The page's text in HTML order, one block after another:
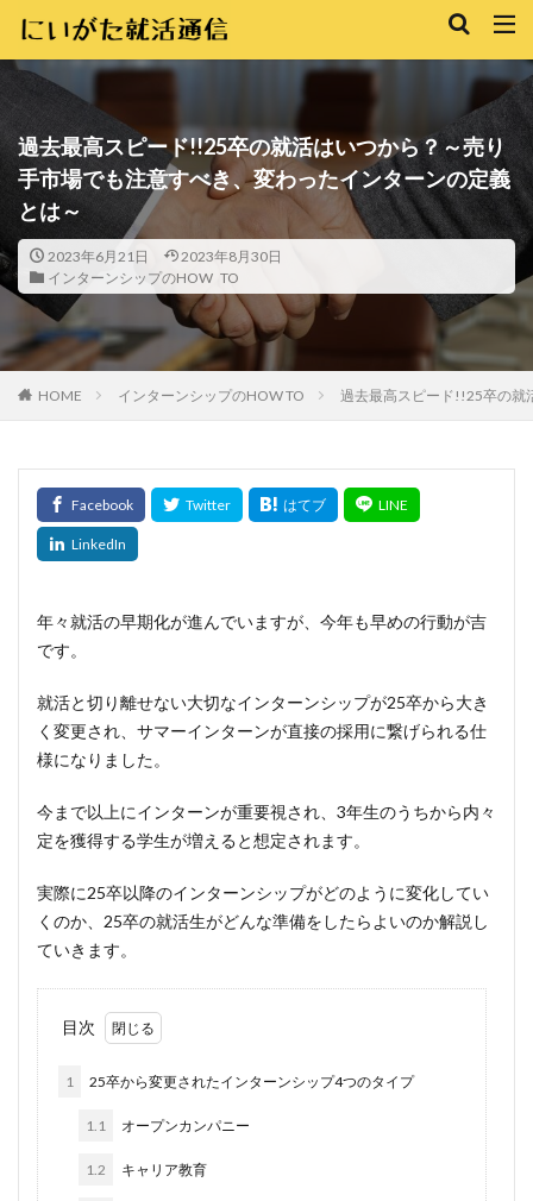
過去最高スピード!!25卒の就活はいつから？～売り
手市場でも注意すべき、変わったインターンの定義
とは～
2023年6月21日
2023年8月30日
インターンシップのHOW TO
HOME インターンシップのHOW TO 過去最高スピード!!25卒の就
年々就活の早期化が進んでいますが、今年も早めの行動が吉
です。
就活と切り離せない大切なインターンシップが25卒から大き
く変更され、サマーインターンが直接の採用に繋げられる仕
様になりました。
今まで以上にインターンが重要視され、3年生のうちから内々
定を獲得する学生が増えると想定されます。
実際に25卒以降のインターンシップがどのように変化してい
くのか、25卒の就活生がどんな準備をしたらよいのか解説し
ていきます。
目次
1 25卒から変更されたインターンシップ4つのタイプ
1.1 オープンカンパニー
1.2 キャリア教育